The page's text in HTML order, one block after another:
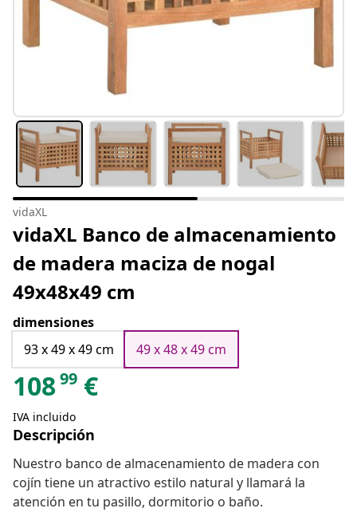
vidaXL
vidaXL Banco de almacenamiento
de madera maciza de nogal
49x48x49 cm
dimensiones
93 x 49 x 49 cm
49 x 48 x 49 cm
10899 €
IVA incluido
Descripción
Nuestro banco de almacenamiento de madera con
cojín tiene un atractivo estilo natural y llamará la
atención en tu pasillo, dormitorio o baño.